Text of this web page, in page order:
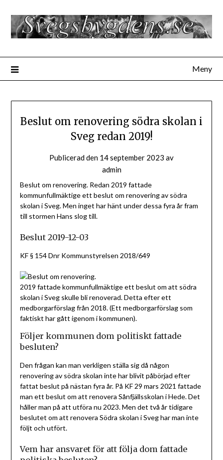
innehåll
Meny
Beslut om renovering södra skolan i
Sveg redan 2019!
Publicerad den 14 september 2023 av
admin
Beslut om renovering. Redan 2019 fattade
kommunfullmäktige ett beslut om renovering av södra
skolan i Sveg. Men inget har hänt under dessa fyra år fram
till stormen Hans slog till.
Beslut 2019-12-03
KF § 154 Dnr Kommunstyrelsen 2018/649
2019 fattade kommunfullmäktige ett beslut om att södra
skolan i Sveg skulle bli renoverad. Detta efter ett
medborgarförslag från 2018. (Ett medborgarförslag som
faktiskt har gått igenom i kommunen).
Följer kommunen dom politiskt fattade
besluten?
Den frågan kan man verkligen ställa sig då någon
renovering av södra skolan inte har blivit påbörjad efter
fattat beslut på nästan fyra år. På KF 29 mars 2021 fattade
man ett beslut om att renovera Sånfjällsskolan i Hede. Det
håller man på att utföra nu 2023. Men det två år tidigare
beslutet om att renovera Södra skolan i Sveg har man inte
följt och utfört.
Vem har ansvaret för att följa dom fattade